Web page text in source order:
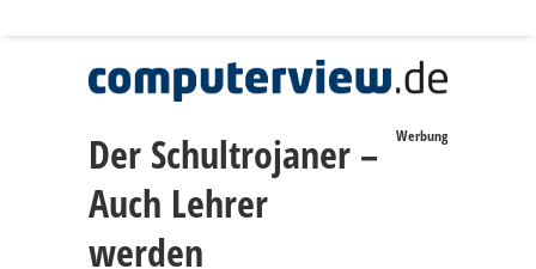
Der Schultrojaner –
Auch Lehrer
werden
Werbung